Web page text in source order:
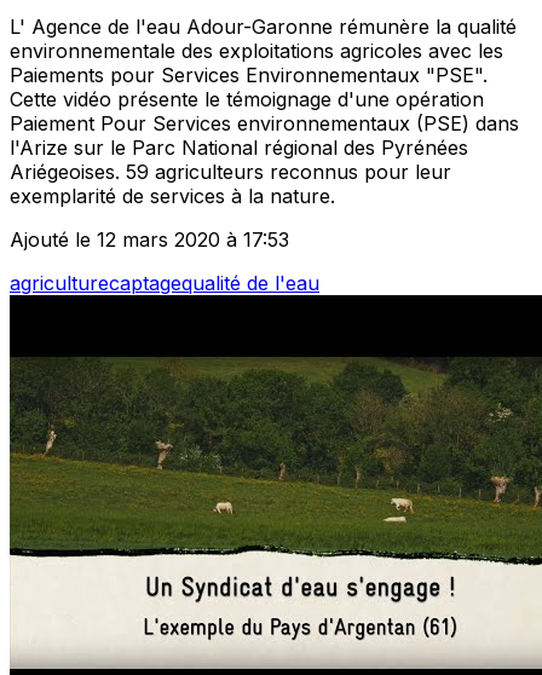
L' Agence de l'eau Adour-Garonne rémunère la qualité
environnementale des exploitations agricoles avec les
Paiements pour Services Environnementaux "PSE".
Cette vidéo présente le témoignage d'une opération
Paiement Pour Services environnementaux (PSE) dans
l'Arize sur le Parc National régional des Pyrénées
Ariégeoises. 59 agriculteurs reconnus pour leur
exemplarité de services à la nature.
Ajouté le 12 mars 2020 à 17:53
agriculturecaptagequalité de l'eau